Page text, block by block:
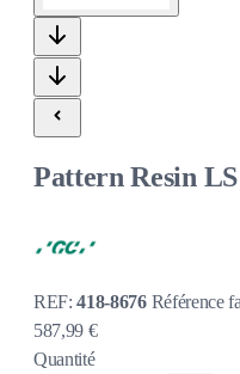
Pattern Resin
REF:418-8676 Référence
587,99 €
Quantité